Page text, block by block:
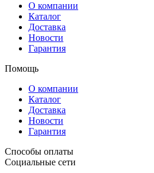
О компании
Каталог
Доставка
Новости
Гарантия
Помощь
О компании
Каталог
Доставка
Новости
Гарантия
Способы оплаты
Социальные сети